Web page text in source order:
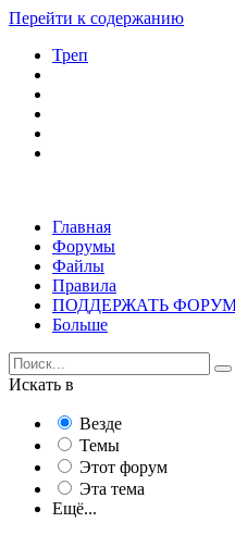
Перейти к содержанию
Треп
Главная
Форумы
Файлы
Правила
ПОДДЕРЖАТЬ
Больше
Искать в
Везде
Темы
Этот форум
Эта тема
Ещё...